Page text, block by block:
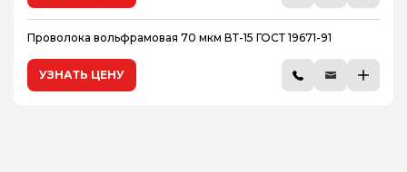
Проволока вольфрамовая 70 мкм ВТ-15 ГОСТ 19671-91
УЗНАТЬ ЦЕНУ